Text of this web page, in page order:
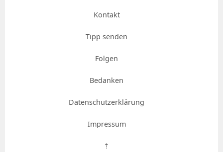
Kontakt
Tipp senden
Folgen
Bedanken
Datenschutzerklärung
Impressum
⇡